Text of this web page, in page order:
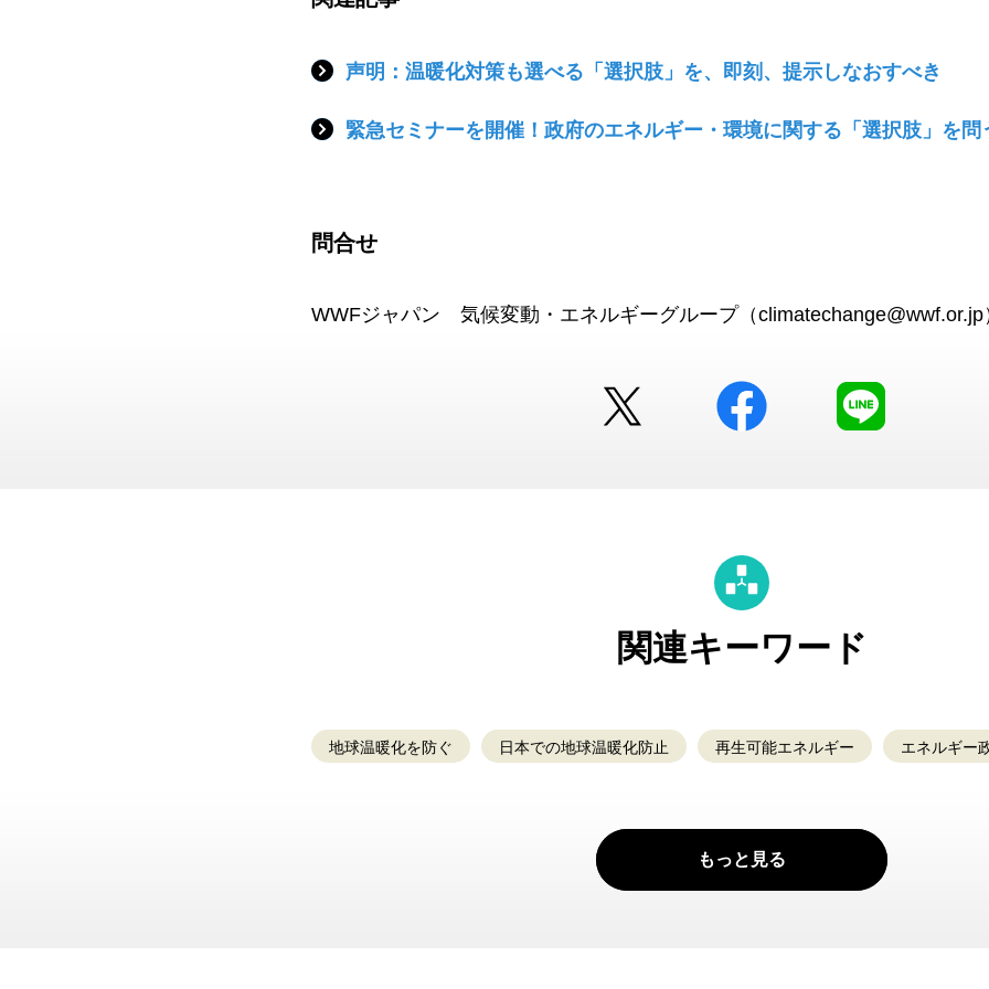
声明：温暖化対策も選べる「選択肢」を、即刻、提示しなおすべき
緊急セミナーを開催！政府のエネルギー・環境に関する「選択肢」を問
問合せ
WWFジャパン 気候変動・エネルギーグループ（climatechange@wwf.or.jp
facebook
関連キーワード
地球温暖化を防ぐ 日本での地球温暖化防止 再生可能エネルギー エネルギー
もっと見る